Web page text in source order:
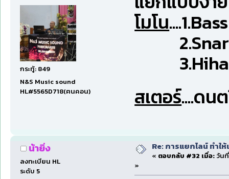
กระทู้: 849
N&S Music sound
HL#5565D718(ฅนคอน)
โมโน
สเตอร์....ดน
น้ายิ่ง
ลงทะเบียน HL
ระดับ 5
Re: การแยกไลน์ ทำใ
« ตอบกลับ #32 เมื่อ:วันที่
»